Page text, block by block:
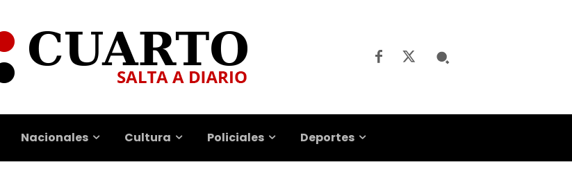
Nacionales Cultura Policiales Deportes